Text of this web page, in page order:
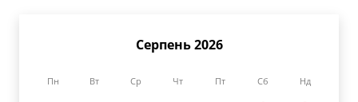
Серпень 2026
Пн Вт Ср Чт Пт Сб Нд